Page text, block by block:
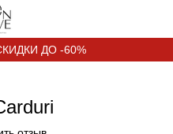
ДО -60%